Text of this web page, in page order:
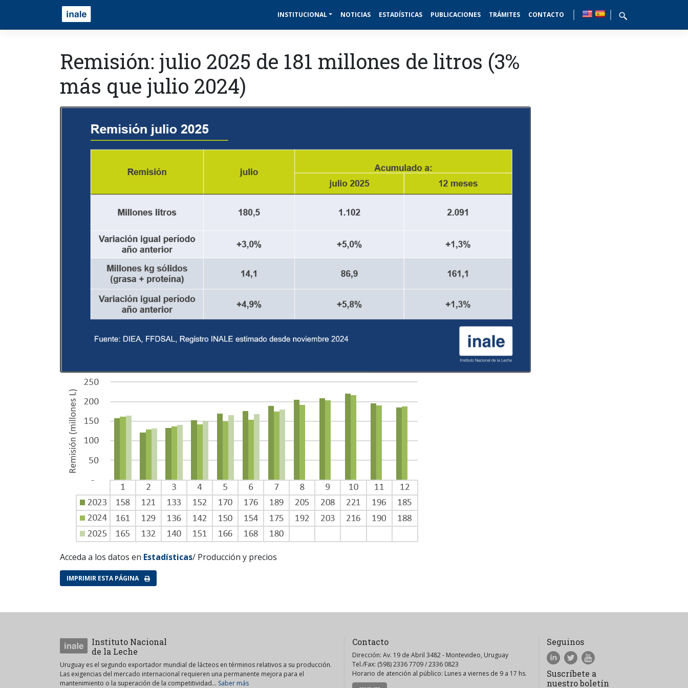
INSTITUCIONAL NOTICIAS ESTADÍSTICAS PUBLICACIONES TRÁMITES CONTACTO
Remisión: julio 2025 de 181 millones de litros (3%
más que julio 2024)
Acceda a los datos en Estadísticas/ Producción y precios
IMPRIMIR ESTA PÁGINA
Instituto Nacional
de la Leche
Uruguay es el segundo exportador mundial de lácteos en términos relativos a su producción.
Las exigencias del mercado internacional requieren una permanente mejora para el
mantenimiento o la superación de la competitividad... Saber más
Contacto
Dirección: Av. 19 de Abril 3482 - Montevideo, Uruguay
Tel./Fax: (598) 2336 7709 / 2336 0823
Horario de atención al público: Lunes a viernes de 9 a 17 hs.
Seguinos
Suscríbete a
nuestro boletín